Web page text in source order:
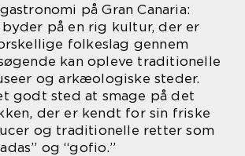
på Gran Canaria:
byder på en rig kultur, der er
folkeslag gennem
kan opleve traditionelle
og arkæologiske steder.
godt sted at smage på det
der er kendt for sin friske
og traditionelle retter som
og “gofio.”